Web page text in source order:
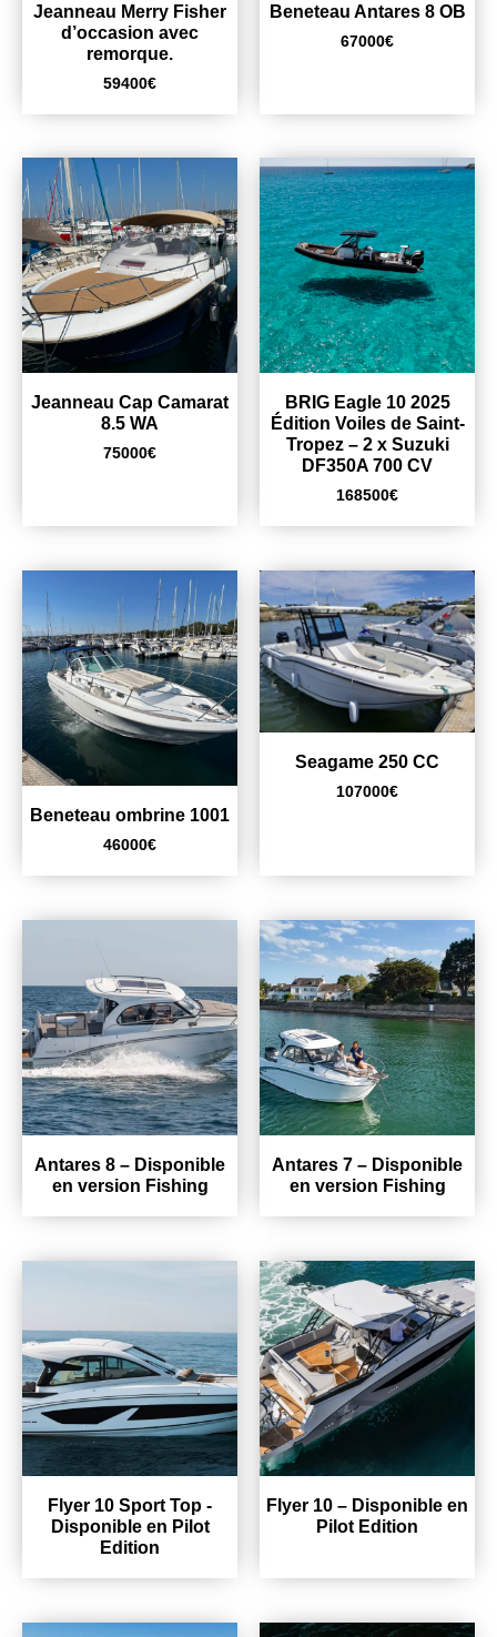
Jeanneau Merry Fisher
d’occasion avec
remorque.
59400€
Beneteau Antares 8 OB
67000€
Jeanneau Cap Camarat
8.5 WA
75000€
BRIG Eagle 10 2025
Édition Voiles de Saint-
Tropez – 2 x Suzuki
DF350A 700 CV
168500€
Beneteau ombrine 1001
46000€
Seagame 250 CC
107000€
Antares 8 – Disponible
en version Fishing
Antares 7 – Disponible
en version Fishing
Flyer 10 Sport Top -
Disponible en Pilot
Edition
Flyer 10 – Disponible en
Pilot Edition